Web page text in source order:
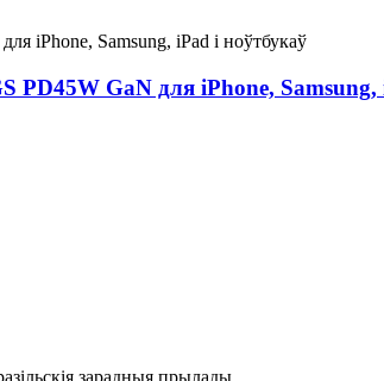
GaN для iPhone, Samsung,